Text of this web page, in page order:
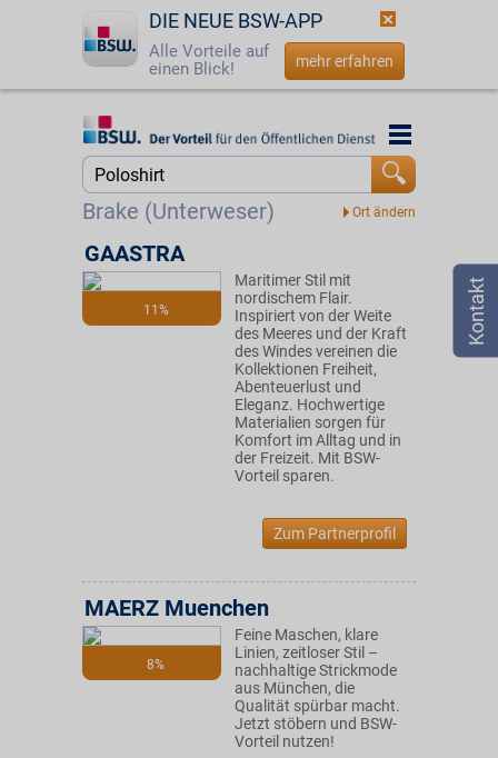
DIE NEUE BSW-APP
Alle Vorteile auf
einen Blick!
mehr erfahren
Startseite
☎ 0800 - 279 25 82
Brake (Unterweser)
Startseite
11%
GAASTRA
Maritimer Stil mit
nordischem Flair.
Inspiriert von der Weite
des Meeres und der Kraft
des Windes vereinen die
Kollektionen Freiheit,
Abenteuerlust und
Eleganz. Hochwertige
Materialien sorgen für
Komfort im Alltag und in
der Freizeit. Mit BSW-
Vorteil sparen.
Zum Partnerprofil
8%
MAERZ Muenchen
Feine Maschen, klare
Linien, zeitloser Stil –
nachhaltige Strickmode
aus München, die
Qualität spürbar macht.
Jetzt stöbern und BSW-
Vorteil nutzen!